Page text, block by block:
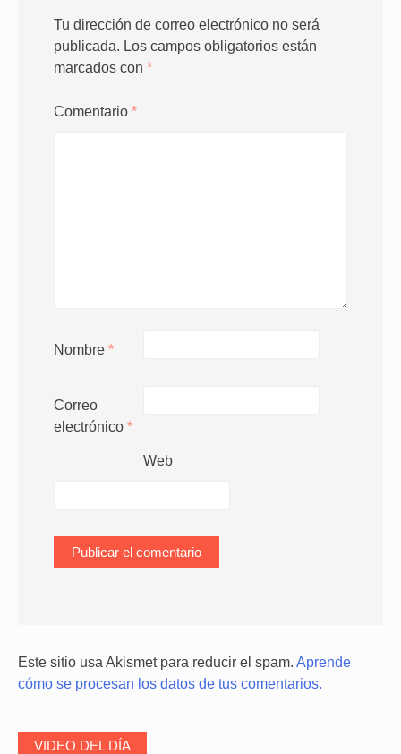
Tu dirección de correo electrónico no será
publicada. Los campos obligatorios están
marcados con *
Comentario *
Nombre *
Correo
electrónico *
Web
Este sitio usa Akismet para reducir el spam. Aprende
cómo se procesan los datos de tus comentarios.
VIDEO DEL DÍA